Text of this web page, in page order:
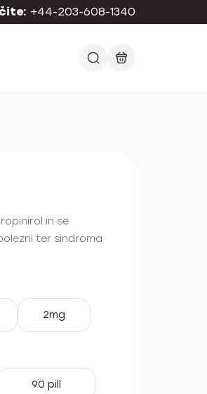
+44-203-608-1340
in se
ter sindroma
2mg
90 pill